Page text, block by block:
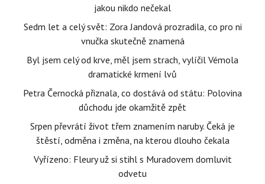
jakou nikdo nečekal
Sedm let a celý svět: Zora Jandová prozradila, co pro ni
vnučka skutečně znamená
Byl jsem celý od krve, měl jsem strach, vylíčil Vémola
dramatické krmení lvů
Petra Černocká přiznala, co dostává od státu: Polovina
důchodu jde okamžitě zpět
Srpen převrátí život třem znamením naruby. Čeká je
štěstí, odměna i změna, na kterou dlouho čekala
Vyřízeno: Fleury už si stihl s Muradovem domluvit
odvetu